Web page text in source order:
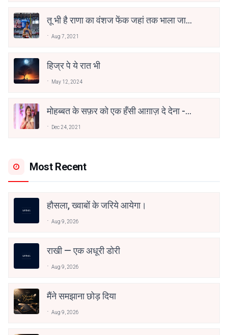
तू भी है राणा का वंशज फेंक जहां तक भाला जाए:
Aug 7, 2021
हिज्र पे ये रात भी
May 12, 2024
मोहब्बत के सफ़र को एक हँसी आग़ाज़ दे देना -
Dec 24, 2021
Most Recent
हौसला, ख्वाबों के जरिये आयेगा।
Aug 9, 2026
राखी — एक अधूरी डोरी
Aug 9, 2026
मैंने समझाना छोड़ दिया
Aug 9, 2026